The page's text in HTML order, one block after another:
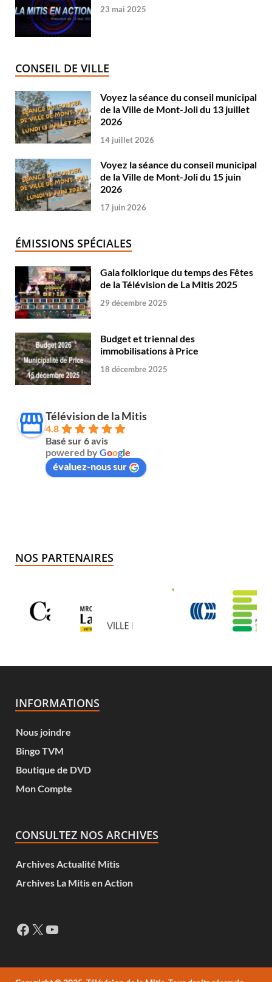
23 mai 2025
CONSEIL DE VILLE
Voyez la séance du conseil municipal
de la Ville de Mont-Joli du 13 juillet
2026
14 juillet 2026
Voyez la séance du conseil municipal
de la Ville de Mont-Joli du 15 juin
2026
17 juin 2026
ÉMISSIONS SPÉCIALES
Gala folklorique du temps des Fêtes
de la Télévision de La Mitis 2025
29 décembre 2025
Budget et triennal des
immobilisations à Price
18 décembre 2025
Télévision de la Mitis
4.8
Basé sur 6 avis
powered byGoogle
évaluez-nous sur
NOS PARTENAIRES
INFORMATIONS
Nous joindre
Bingo TVM
Boutique de DVD
Mon Compte
CONSULTEZ NOS ARCHIVES
Archives Actualité Mitis
Archives La Mitis en Action